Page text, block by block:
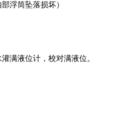
浮筒坠落损坏）
满液位计，校对满液位。